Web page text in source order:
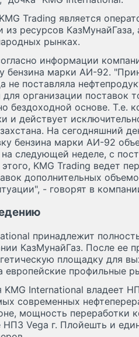
Trading является
из ресурсов
рынках.
информации
бензина марки АИ-92.
не поставляла
организации поставок
бездоходной основе. Т.е.
и действует
На сегодняшний
бензина марки АИ-92
следующей неделе, с
KMG Trading ведет
дополнительных
- говорят в
принадлежит
КазМунайГаз. После ее
площадку для
европейские профильные
International владеет
современных
мощность переработки
НПЗ Vega г. Плойешть и